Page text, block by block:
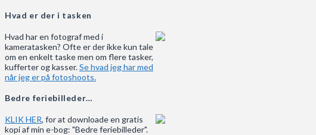
Hvad er der i tasken
Hvad har en fotograf med i
kameratasken? Ofte er der ikke kun tale
om en enkelt taske men om flere tasker,
kufferter og kasser.Se hvad jeg har med
når jeg er på fotoshoots.
Bedre feriebilleder…
KLIK HER, for at downloade en gratis
kopi af min e-bog: "Bedre feriebilleder".